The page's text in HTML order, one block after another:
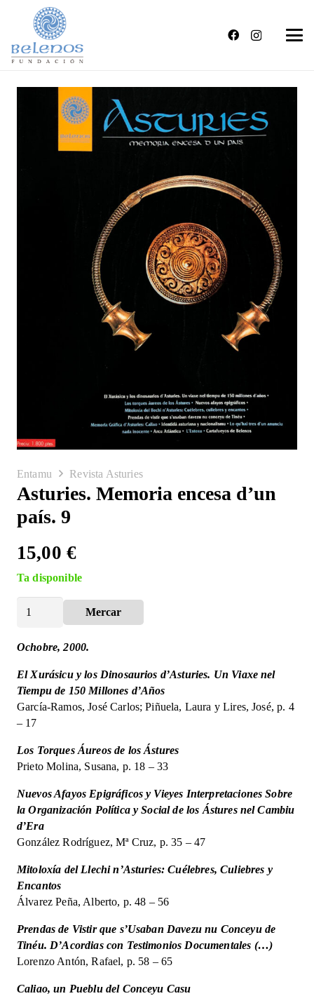
Entamu Revista Asturies
Asturies. Memoria encesa d’un
país. 9
15,00 €
Ta disponible
d'un
país.
9
quantity
Mercar
Alternative:
Ochobre, 2000.
El Xurásicu y los Dinosaurios d’Asturies. Un Viaxe nel
Tiempu de 150 Millones d’Años
García-Ramos, José Carlos; Piñuela, Laura y Lires, José, p. 4
– 17
Los Torques Áureos de los Ástures
Prieto Molina, Susana, p. 18 – 33
Nuevos Afayos Epigráficos y Vieyes Interpretaciones Sobre
la Organización Política y Social de los Ástures nel Cambiu
d’Era
González Rodríguez, Mª Cruz, p. 35 – 47
Mitoloxía del Llechi n’Asturies: Cuélebres, Culiebres y
Encantos
Álvarez Peña, Alberto, p. 48 – 56
Prendas de Vistir que s’Usaban Davezu nu Conceyu de
Tinéu. D’Acordias con Testimonios Documentales (…)
Lorenzo Antón, Rafael, p. 58 – 65
Caliao, un Pueblu del Conceyu Casu